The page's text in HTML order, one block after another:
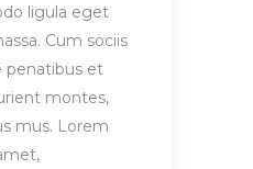
ligula eget
Cum sociis
penatibus et
montes,
mus. Lorem